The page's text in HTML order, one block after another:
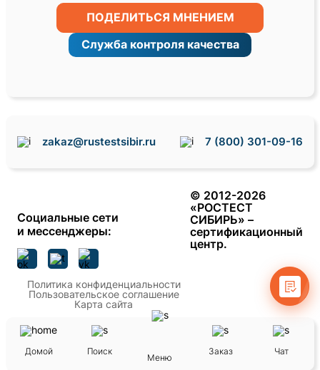
ПОДЕЛИТЬСЯ МНЕНИЕМ
Служба контроля качества
zakaz@rustestsibir.ru 7 (800) 301-09-16
Социальные сети
и мессенджеры:
Политика конфиденциальности
Пользовательское соглашение
Карта сайта
© 2012-2026
«РОСТЕСТ
СИБИРЬ» –
сертификационный
центр.
Домой Поиск
Меню
Заказ Чат